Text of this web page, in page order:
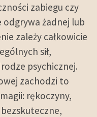
zabiegu czy
żadnej lub
zależy całkowicie
sił,
psychicznej.
zachodzi to
rękoczyny,